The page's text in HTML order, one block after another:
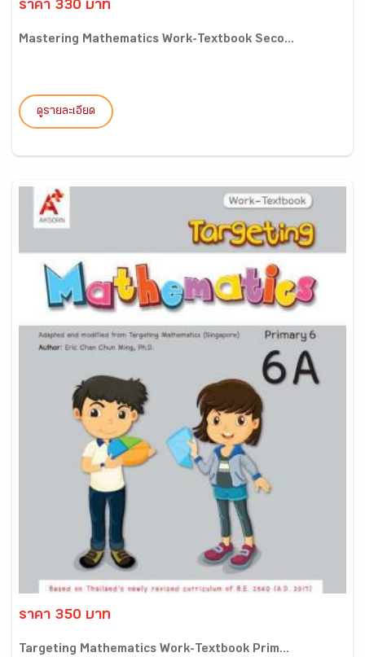
ราคา 330 บาท
Mastering Mathematics Work-Textbook Seco...
ดูรายละเอียด
ราคา 350 บาท
Targeting Mathematics Work-Textbook Prim...